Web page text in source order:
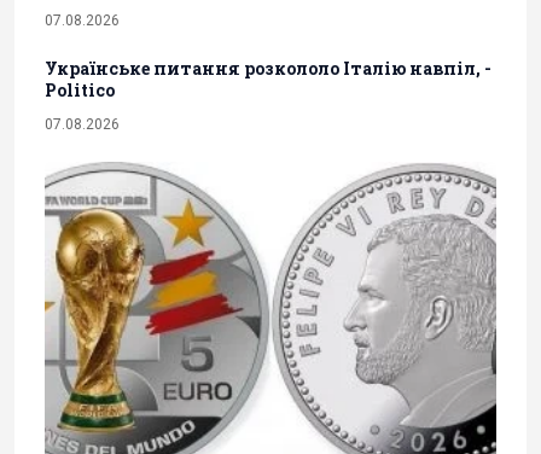
07.08.2026
Українське питання розкололо Італію навпіл, -
Politico
07.08.2026